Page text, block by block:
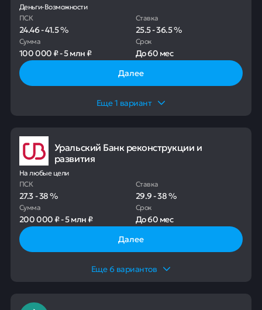
Деньги-Возможности
ПСК
24.46-41.5%
Ставка
25.5-36.5%
Сумма
100 000 ₽-5 млн ₽
Срок
До60 мес
Далее
Еще1 вариант
Уральский Банк реконструкции и
развития
На любые цели
ПСК
27.3-38%
Ставка
29.9-38%
Сумма
200 000 ₽-5 млн ₽
Срок
До60 мес
Далее
Еще6 вариантов